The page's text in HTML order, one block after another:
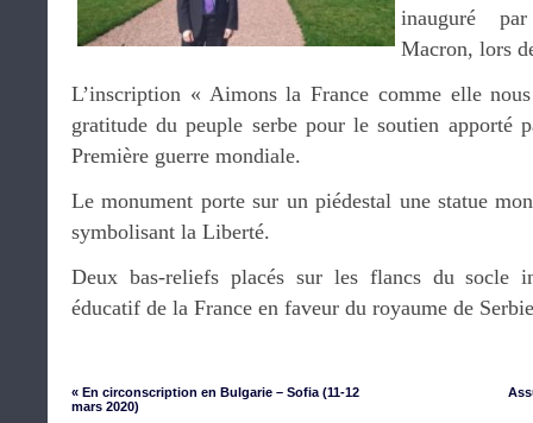
inauguré
Macron, lors
L’inscription « Aimons la France comme elle
gratitude du peuple serbe pour le soutien apporté
Première guerre mondiale.
Le monument porte sur un piédestal une statue
symbolisant la Liberté.
Deux bas-reliefs placés sur les flancs du socle
éducatif de la France en faveur du royaume de
« En circonscription en Bulgarie – Sofia (11-12
mars 2020)